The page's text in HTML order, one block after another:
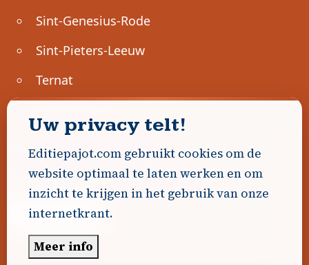
Sint-Genesius-Rode
Sint-Pieters-Leeuw
Ternat
Geen advertenties gevonden.
Uw advertentie hier? Contacteer ons!
Word Partner!
Uw privacy telt!
Editiepajot.com gebruikt cookies om de
website optimaal te laten werken en om
inzicht te krijgen in het gebruik van onze
internetkrant.
Meer info